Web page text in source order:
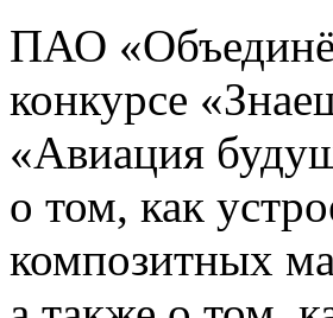
ПАО
конкурсе
«Авиация
о том, как
композитных